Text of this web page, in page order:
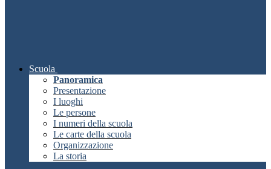
Scuola
Panoramica
Presentazione
I luoghi
Le persone
I numeri della scuola
Le carte della scuola
Organizzazione
La storia